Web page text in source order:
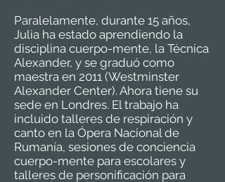
Paralelamente, durante 15 años,
Julia ha estado aprendiendo la
disciplina cuerpo-mente, la Técnica
Alexander, y se graduó como
maestra en 2011 (Westminster
Alexander Center). Ahora tiene su
sede en Londres. El trabajo ha
incluido talleres de respiración y
canto en la Ópera Nacional de
Rumanía, sesiones de conciencia
cuerpo-mente para escolares y
talleres de personificación para